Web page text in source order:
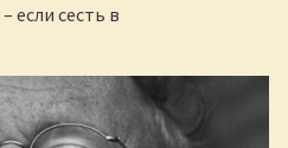
если сесть в